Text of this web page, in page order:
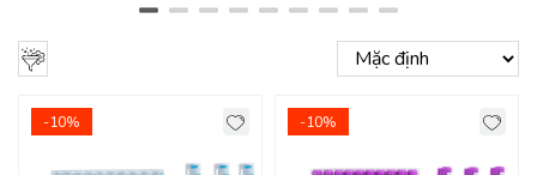
-10% -10%